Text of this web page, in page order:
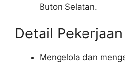
Buton Selatan.
Detail Pekerjaan
Mengelola dan